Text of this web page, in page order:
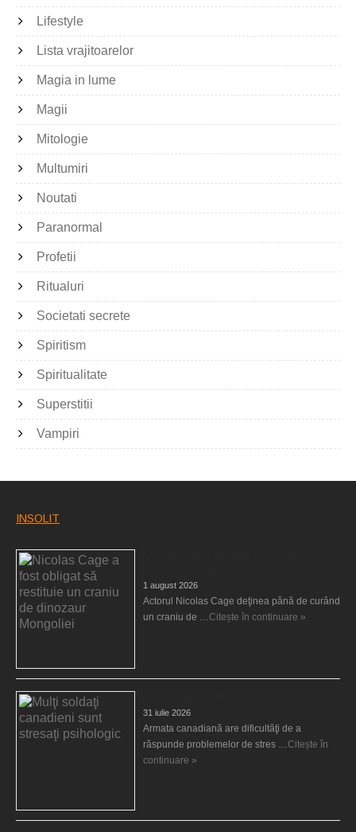
Lifestyle
Lista vrajitoarelor
Magia in lume
Magii
Mitologie
Multumiri
Noutati
Paranormal
Profetii
Ritualuri
Societati secrete
Spiritism
Spiritualitate
Superstitii
Vampiri
INSOLIT
1 august 2026
Actorul Nicolas Cage deţinea până de curând
un craniu de …Citește în continuare »
31 iulie 2026
Armata canadiană are dificultăţi de a
răspunde problemelor de stres …Citește în
continuare »